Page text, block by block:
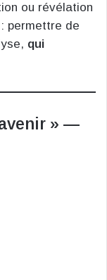
ou révélation
permettre de
qui
» —